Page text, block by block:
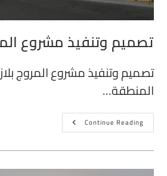
تصميم وتنفيذ مشروع
تصميم وتنفيذ مشروع المروج
المنطقة…
Continue Reading